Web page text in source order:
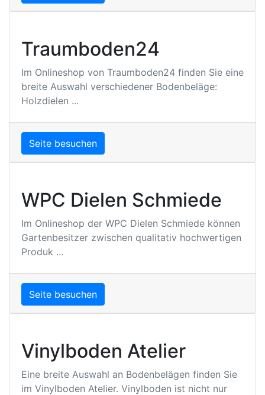
Traumboden24
Im Onlineshop von Traumboden24 finden Sie eine
breite Auswahl verschiedener Bodenbeläge:
Holzdielen ...
Seite besuchen
WPC Dielen Schmiede
Im Onlineshop der WPC Dielen Schmiede können
Gartenbesitzer zwischen qualitativ hochwertigen
Produk ...
Seite besuchen
Vinylboden Atelier
Eine breite Auswahl an Bodenbelägen finden Sie
im Vinylboden Atelier. Vinylboden ist nicht nur